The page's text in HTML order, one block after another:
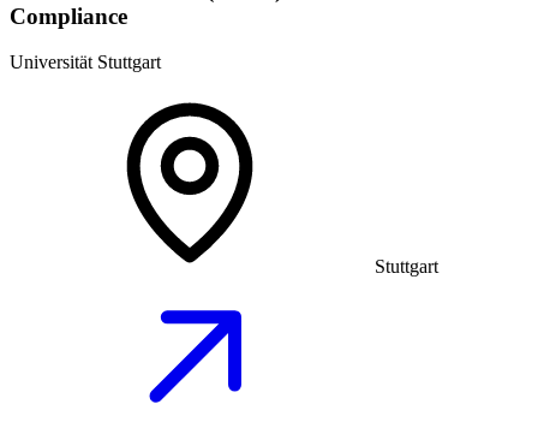
Compliance
Universität Stuttgart
Stuttgart